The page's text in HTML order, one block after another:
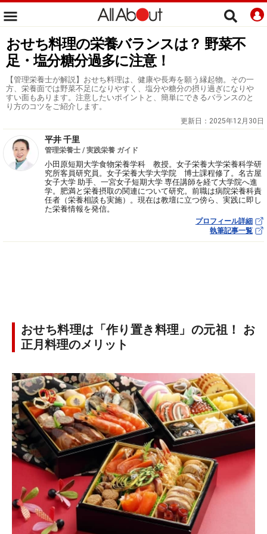
おせち料理の栄養バランスは？ 野菜不
足・塩分糖分過多に注意！
【管理栄養士が解説】おせち料理は、健康や長寿を願う縁起物。その一
方、栄養面では野菜不足になりやすく、塩分や糖分の摂り過ぎになりや
すい面もあります。注意したいポイントと、簡単にできるバランスのと
り方のコツをご紹介します。
更新日： 2025年12月30日
平井 千里
管理栄養士 / 実践栄養 ガイド
小田原短期大学食物栄養学科 教授。女子栄養大学栄養科学研
究所客員研究員。女子栄養大学大学院 博士課程修了。名古屋
女子大学 助手、一宮女子短期大学 専任講師を経て大学院へ進
学。肥満と栄養摂取の関連について研究。前職は病院栄養科責
任者（栄養相談も実施）。現在は教壇に立つ傍ら、実践に即し
た栄養情報を発信。
プロフィール詳細
執筆記事一覧
おせち料理は「作り置き料理」の元祖！ お
正月料理のメリット